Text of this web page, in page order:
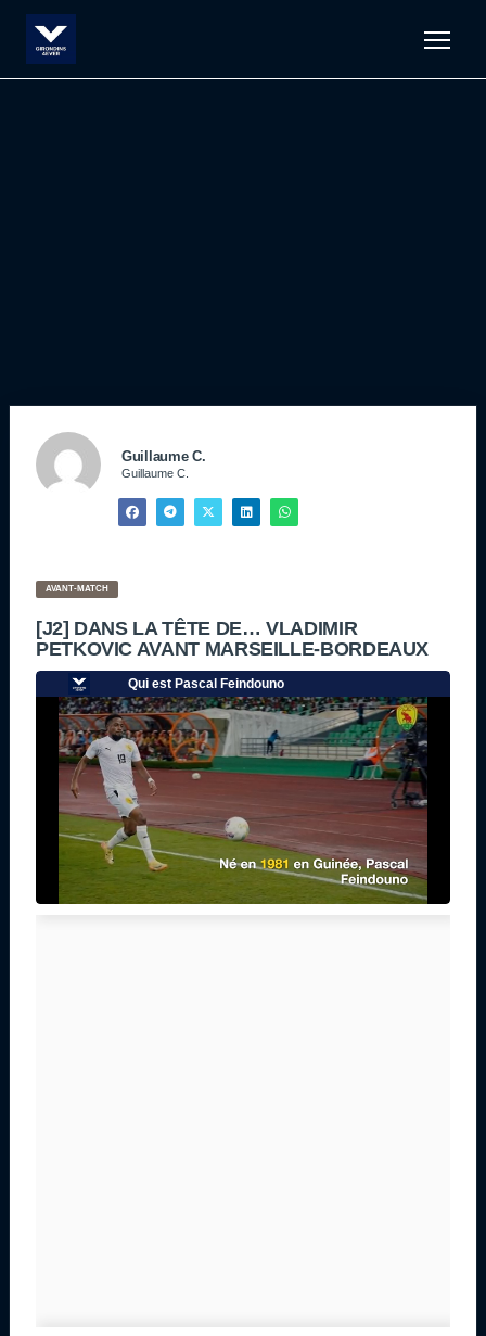
Guillaume C.
Guillaume C.
AVANT-MATCH
[J2] DANS LA TÊTE DE… VLADIMIR
PETKOVIC AVANT MARSEILLE-BORDEAUX